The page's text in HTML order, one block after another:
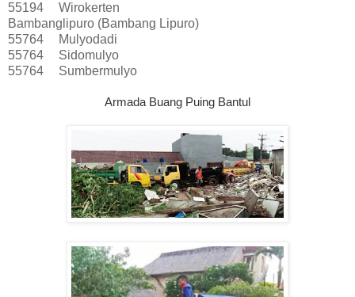
55194
Wirokerten
Bambanglipuro (Bambang Lipuro)
55764
Mulyodadi
55764
Sidomulyo
55764
Sumbermulyo
Armada Buang Puing Bantul